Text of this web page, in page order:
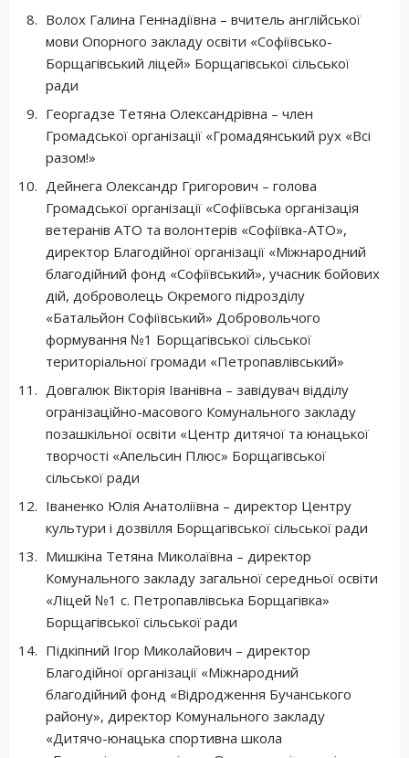
Волох Галина Геннадіївна – вчитель англійської
мови Опорного закладу освіти «Софіївсько-
Борщагівський ліцей» Борщагівської сільської
ради
Георгадзе Тетяна Олександрівна – член
Громадської організації «Громадянський рух «Всі
разом!»
Дейнега Олександр Григорович – голова
Громадської організації «Софіївська організація
ветеранів АТО та волонтерів «Софіївка-АТО»,
директор Благодійної організації «Міжнародний
благодійний фонд «Софіївський», учасник бойових
дій, доброволець Окремого підрозділу
«Батальйон Софіївський» Добровольчого
формування №1 Борщагівської сільської
територіальної громади «Петропавлівський»
Довгалюк Вікторія Іванівна – завідувач відділу
огранізаційно-масового Комунального закладу
позашкільної освіти «Центр дитячої та юнацької
творчості «Апельсин Плюс» Борщагівської
сільської ради
Іваненко Юлія Анатоліївна – директор Центру
культури і дозвілля Борщагівської сільської ради
Мишкіна Тетяна Миколаївна – директор
Комунального закладу загальної середньої освіти
«Ліцей №1 с. Петропавлівська Борщагівка»
Борщагівської сільської ради
Підкіпний Ігор Миколайович – директор
Благодійної організації «Міжнародний
благодійний фонд «Відродження Бучанського
району», директор Комунального закладу
«Дитячо-юнацька спортивна школа